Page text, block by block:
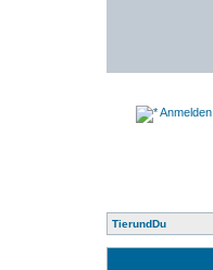
Anmelden
TierundDu